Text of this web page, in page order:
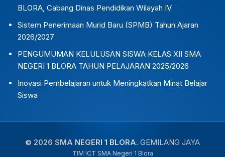
BLORA, Cabang Dinas Pendidikan Wilayah IV
Sistem Penerimaan Murid Baru (SPMB) Tahun Ajaran
2026/2027
PENGUMUMAN KELULUSAN SISWA KELAS XII SMA
NEGERI 1 BLORA TAHUN PELAJARAN 2025/2026
Inovasi Pembelajaran untuk Meningkatkan Minat Belajar
Siswa
© 2026 SMA NEGERI 1 BLORA. GEMILANG JAYA
TIM ICT SMA Negeri 1 Blora